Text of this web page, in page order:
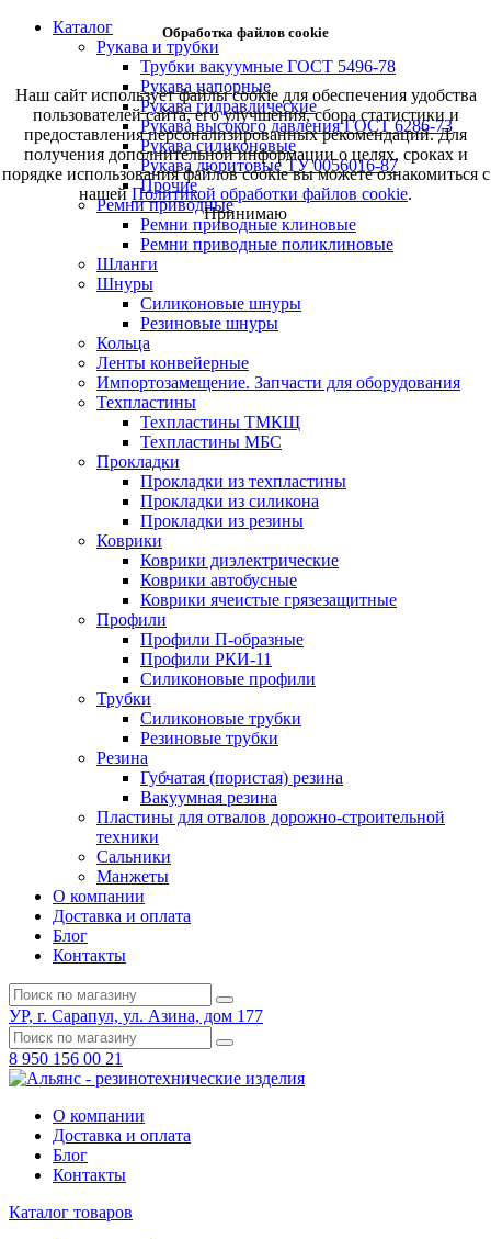
Каталог
Рукава и трубки
Трубки вакуумные ГОСТ 5496-78
Рукава напорные
Рукава гидравлические
Рукава высокого давления ГОСТ 6286-73
Рукава силиконовые
Рукава дюритовые ТУ 0056016-87
Прочие
Ремни приводные
Ремни приводные клиновые
Ремни приводные поликлиновые
Шланги
Шнуры
Силиконовые шнуры
Резиновые шнуры
Кольца
Ленты конвейерные
Импортозамещение. Запчасти для оборудования
Техпластины
Техпластины ТМКЩ
Техпластины МБС
Прокладки
Прокладки из техпластины
Прокладки из силикона
Прокладки из резины
Коврики
Коврики диэлектрические
Коврики автобусные
Коврики ячеистые грязезащитные
Профили
Профили П-образные
Профили РКИ-11
Силиконовые профили
Трубки
Силиконовые трубки
Резиновые трубки
Резина
Губчатая (пористая) резина
Вакуумная резина
Пластины для отвалов дорожно-строительной
техники
Сальники
Манжеты
О компании
Доставка и оплата
Блог
Контакты
УР, г. Сарапул, ул. Азина, дом 177
8 950 156 00 21
О компании
Доставка и оплата
Блог
Контакты
Каталог товаров
Обработка файлов cookie
Наш сайт использует файлы cookie для обеспечения удобства
пользователей сайта, его улучшения, сбора статистики и
предоставления персонализированных рекомендаций. Для
получения дополнительной информации о целях, сроках и
порядке использования файлов cookie вы можете ознакомиться с
нашейПолитикой обработки файлов cookie.
Принимаю